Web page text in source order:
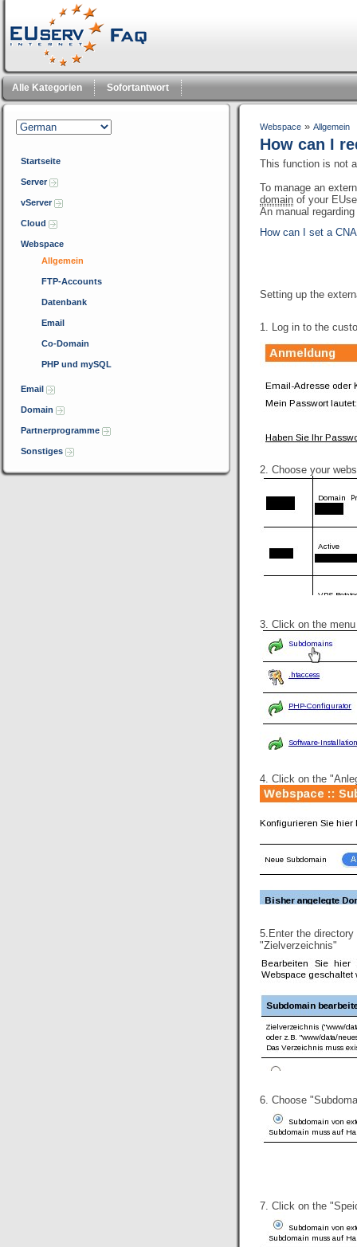
Alle Kategorien Sofortantwort
Startseite
Server
vServer
Cloud
Webspace
Allgemein
FTP-Accounts
Datenbank
Email
Co-Domain
PHP und mySQL
Email
Domain
Partnerprogramme
Sonstiges
Webspace » Allgemein
How can I
This function is not
To manage an
domain of your
An manual
How can I set a
Setting up the
1. Log in to the
2. Choose your
3. Click on the
4. Click on the
5.Enter the
"Zielverzeichnis"
6. Choose
7. Click on the